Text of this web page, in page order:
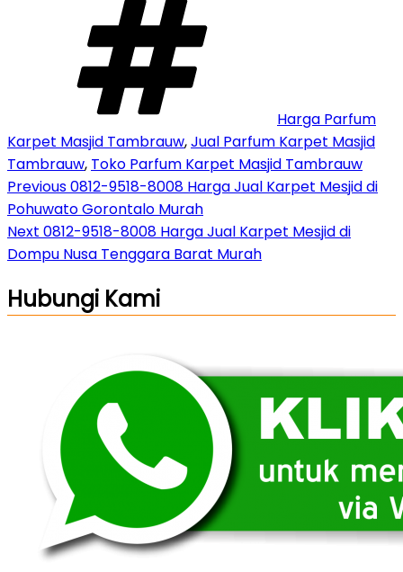
Harga Parfum
Karpet Masjid Tambrauw,Jual Parfum Karpet Masjid
Tambrauw, Toko Parfum Karpet Masjid Tambrauw
Post
navigation
Previous
Post
Previous0812-9518-8008 Harga Jual Karpet Mesjid di
Pohuwato Gorontalo Murah
Next
Post
Next 0812-9518-8008 Harga Jual Karpet Mesjid di
Dompu Nusa Tenggara Barat Murah
Hubungi Kami